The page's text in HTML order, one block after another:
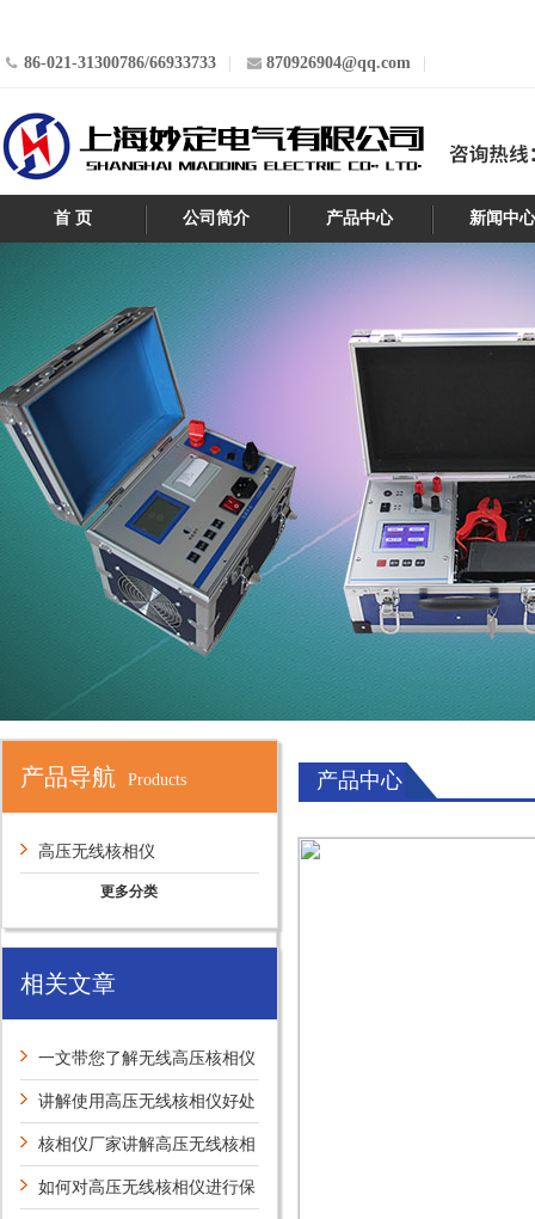
86-021-31300786/66933733 870926904@qq.com
首 页 公司简介 产品中心 新闻中
产品导航 Products
高压无线核相仪
更多分类
相关文章
一文带您了解无线高压核相仪
的安全守则
讲解使用高压无线核相仪好处
核相仪厂家讲解高压无线核相
仪产品性能特点
如何对高压无线核相仪进行保
产品中心